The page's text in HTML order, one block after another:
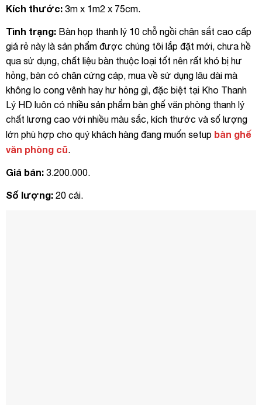
Kích thước: 3m x 1m2 x 75cm.
Tình trạng: Bàn họp thanh lý 10 chỗ ngồi chân sắt cao cấp
giá rẻ này là sản phẩm được chúng tôi lắp đặt mới, chưa hề
qua sử dụng, chất liệu bàn thuộc loại tốt nên rất khó bị hư
hỏng, bàn có chân cứng cáp, mua về sử dụng lâu dài mà
không lo cong vênh hay hư hỏng gì, đặc biệt tại Kho Thanh
Lý HD luôn có nhiều sản phẩm bàn ghế văn phòng thanh lý
chất lương cao với nhiều màu sắc, kích thước và số lượng
lớn phù hợp cho quý khách hàng đang muốn setup bàn ghế
văn phòng cũ.
Giá bán: 3.200.000.
Số lượng: 20 cái.